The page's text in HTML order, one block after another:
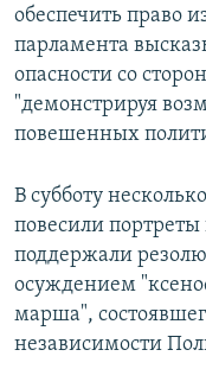
обеспечить право
парламента
опасности со
"демонстрируя
повешенных
В субботу
повесили
поддержали
осуждением
марша",
независимости